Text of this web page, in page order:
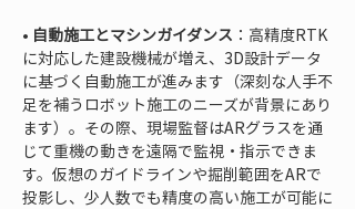
• 自動施工とマシンガイダンス ：高精度RTK
に対応した建設機械が増え、3D設計データ
に基づく自動施工が進みます（深刻な人手不
足を補うロボット施工のニーズが背景にあり
ます）。その際、現場監督はARグラスを通
じて重機の動きを遠隔で監視・指示できま
す。仮想のガイドラインや掘削範囲をARで
投影し、少人数でも精度の高い施工が可能に